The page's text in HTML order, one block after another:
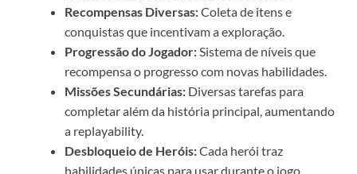
Recompensas Diversas:Coleta de itens e
conquistas que incentivam a exploração.
Progressão do Jogador: Sistema de níveis que
recompensa o progresso com novas habilidades.
Missões Secundárias: Diversas tarefas para
completar além da história principal, aumentando
a replayability.
Desbloqueio de Heróis:Cada herói traz
habilidades únicas para usar durante o jogo.